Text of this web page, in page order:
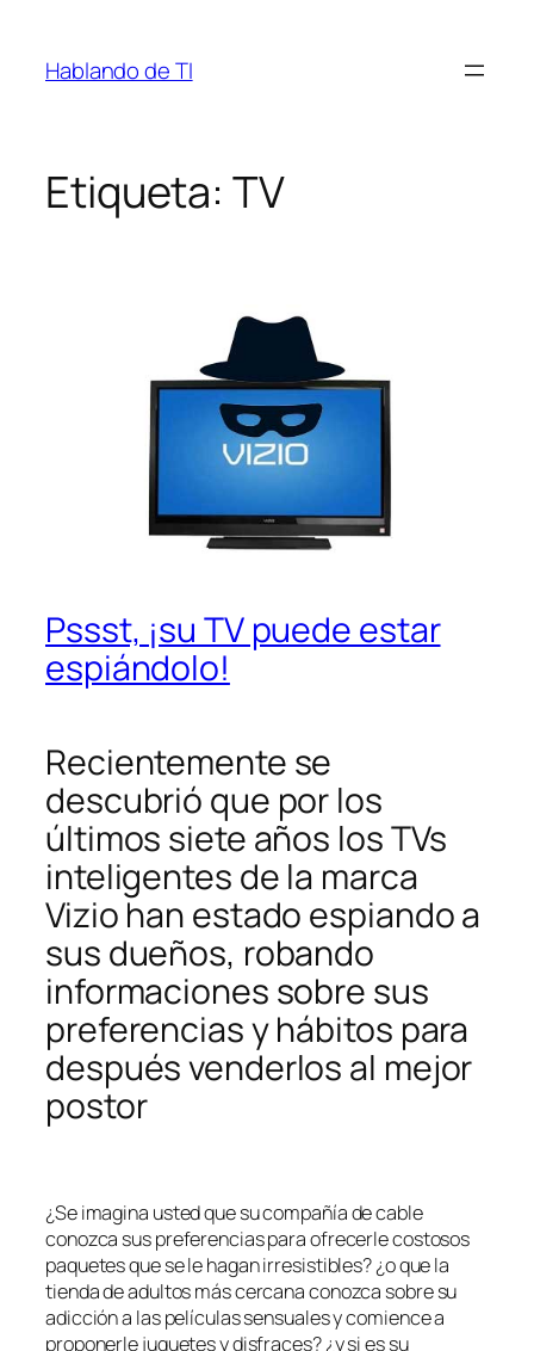
contenido
Hablando de TI
Etiqueta: TV
Pssst, ¡su TV puede estar
espiándolo!
Recientemente se
descubrió que por los
últimos siete años los TVs
inteligentes de la marca
Vizio han estado espiando a
sus dueños, robando
informaciones sobre sus
preferencias y hábitos para
después venderlos al mejor
postor
¿Se imagina usted que su compañía de cable
conozca sus preferencias para ofrecerle costosos
paquetes que se le hagan irresistibles? ¿o que la
tienda de adultos más cercana conozca sobre su
adicción a las películas sensuales y comience a
proponerle juguetes y disfraces? ¿y si es su